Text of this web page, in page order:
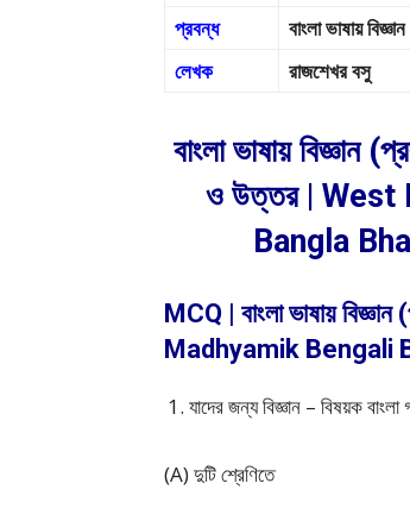
প্রবন্ধ
বাংলা ভাষায়
লেখক
রাজশেখর বসু
বাংলা ভাষায় বিজ্ঞান
ও উত্তর |
Bangla
MCQ | বাংলা ভাষায়
Madhyamik Bengali
যাদের জন্য বিজ্ঞান – বিষয়ক
(A) দুটি শ্রেণিতে